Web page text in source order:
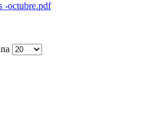
-octubre.pdf